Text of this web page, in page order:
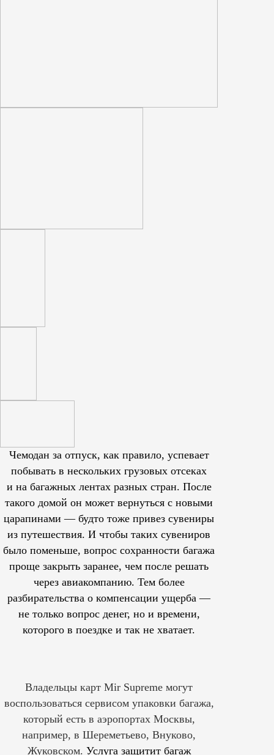
Чемодан за отпуск, как правило, успевает
побывать в нескольких грузовых отсеках
и на багажных лентах разных стран. После
такого домой он может вернуться с новыми
царапинами — будто тоже привез сувениры
из путешествия. И чтобы таких сувениров
было поменьше, вопрос сохранности багажа
проще закрыть заранее, чем после решать
через авиакомпанию. Тем более
разбирательства о компенсации ущерба —
не только вопрос денег, но и времени,
которого в поездке и так не хватает.
Владельцы карт Mir Supreme могут
воспользоваться сервисом упаковки багажа,
который есть в аэропортах Москвы,
например, в Шереметьево, Внуково,
Жуковском. Услуга защитит багаж